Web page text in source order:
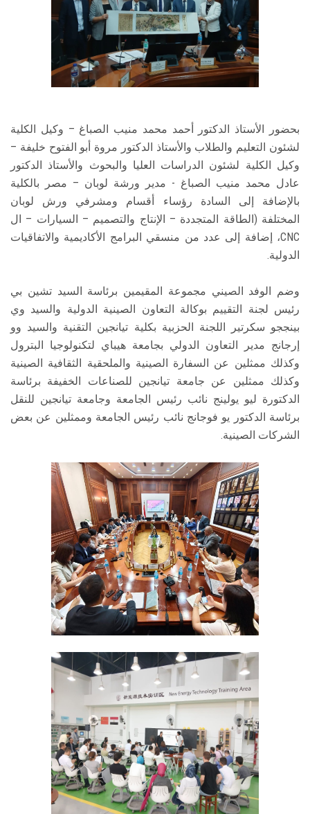
بحضور الأستاذ الدكتور أحمد محمد منيب الصباغ – وكيل الكلية
لشئون التعليم والطلاب والأستاذ الدكتور مروة أبو الفتوح خليفة –
وكيل الكلية لشئون الدراسات العليا والبحوث والأستاذ الدكتور
عادل محمد منيب الصباغ - مدير ورشة لوبان – مصر بالكلية
بالإضافة إلى السادة رؤساء أقسام ومشرفي ورش لوبان
المختلفة (الطاقة المتجددة – الإنتاج والتصميم – السيارات – ال
CNC، إضافة إلى عدد من منسقي البرامج الأكاديمية والاتفاقيات
الدولية.
وضم الوفد الصيني مجموعة المقيمين برئاسة السيد تشين بي
رئيس لجنة التقييم بوكالة التعاون الصينية الدولية والسيد وي
بينججو سكرتير اللجنة الحزبية بكلية تيانجين التقنية والسيد وو
إرجانج مدير التعاون الدولي بجامعة هيباي لتكنولوجيا البترول
وكذلك ممثلين عن السفارة الصينية والملحقية الثقافية الصينية
وكذلك ممثلين عن جامعة تيانجين للصناعات الخفيفة برئاسة
الدكتورة ليو يولينج نائب رئيس الجامعة وجامعة تيانجين للنقل
برئاسة الدكتور يو فوجانج نائب رئيس الجامعة وممثلين عن بعض
الشركات الصينية.